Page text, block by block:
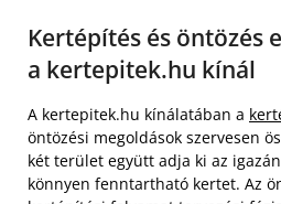
Kertépítés és öntözés
a kertepitek.hu kínál
A kertepitek.hu kínálatában a
öntözési megoldások szervesen
két terület együtt adja ki az
könnyen fenntartható kertet. Az